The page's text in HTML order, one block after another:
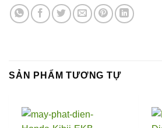
SẢN PHẨM TƯƠNG TỰ